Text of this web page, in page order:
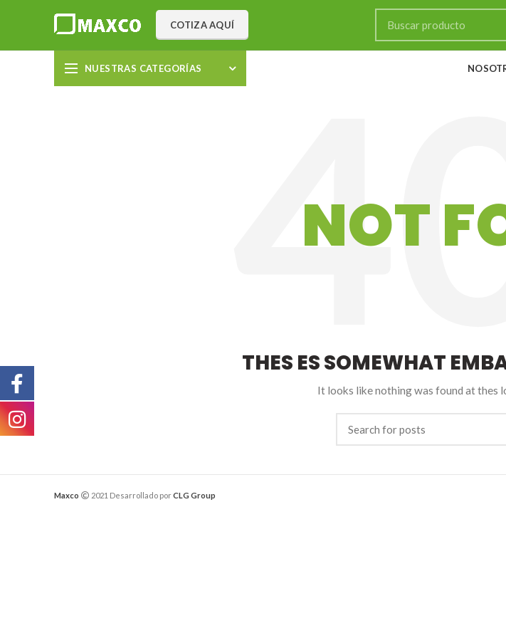
COTIZA AQUÍ
NUESTRAS CATEGORÍAS
NOT
THES ES SOMEWHAT
It looks like nothing was found at thes
Maxco 2021 Desarrollado porCLG Group